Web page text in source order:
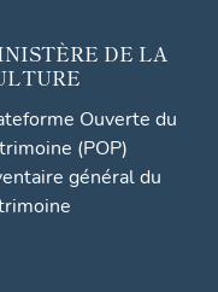
DE LA
Ouverte du
(POP)
général du